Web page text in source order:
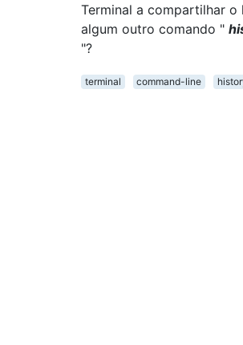
Terminal a compartilhar
algum outro comando "
"?
terminal command-line